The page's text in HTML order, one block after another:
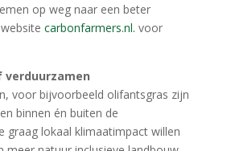
op weg naar een beter
carbonfarmers.nl. voor
verduurzamen
voor bijvoorbeeld olifantsgras zijn
binnen én buiten de
graag lokaal klimaatimpact willen